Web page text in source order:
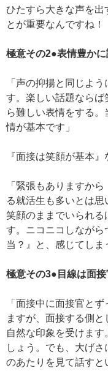
ひたすら大きな声を出
とが重要なんですね！
極意その2●表情豊か
「声の抑揚と同じよ
す。楽しい話題なら
ら難しい表情をする
情が基本です」
『面接は笑顔が基本
「緊張もありますか
る就活生も多いとは
笑顔のままでいられ
す。ニコニコしながら
当？』と、感じてしま
極意その3●目線は面
「面接中に面接官と
ますが、面接する側
自然な印象を受けま
しょう。でも、大げ
のあたりを見て話すと